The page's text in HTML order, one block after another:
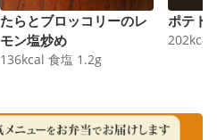
たらとブロッコリーのレ
モン塩炒め
136kcal 食塩 1.2g
ポテト
202kcal